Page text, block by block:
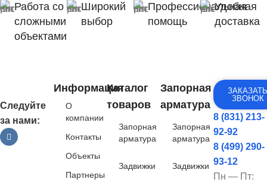
Работа со
сложными
объектами
Широкий
выбор
Профессиональная
помощь
Удобная
доставка
Следуйте
за нами:
Информация
О
компании
Контакты
Объекты
Партнеры
Каталог
товаров
Запорная
арматура
Задвижки
Запорная
арматура
Запорная
арматура
Задвижки
ЗВОНОК
8 (831) 213-
92-92
8 (499) 290-
93-12
Пн — Пт: